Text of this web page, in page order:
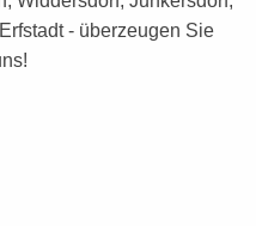
- überzeugen Sie